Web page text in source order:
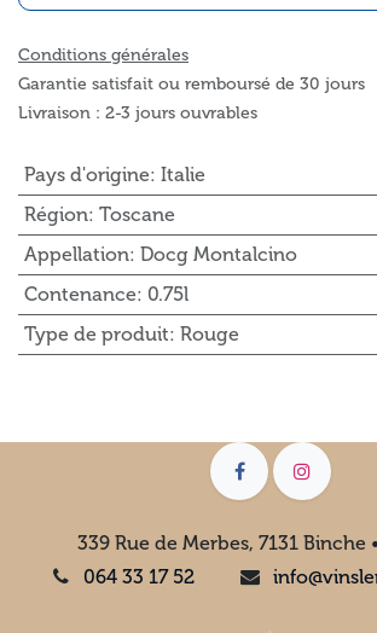
Conditions générales
Garantie satisfait ou remboursé de 30 jours
Livraison : 2-3 jours ouvrables
Pays d'origine: Italie
Région: Toscane
Appellation: Docg Montalcino
Contenance: 0.75l
Type de produit: Rouge
339 Rue de Merbes, 7131 Binche
064 33 17 52